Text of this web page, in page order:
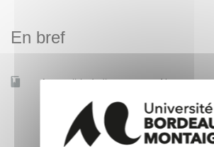
En bref
Accessible à distance Non